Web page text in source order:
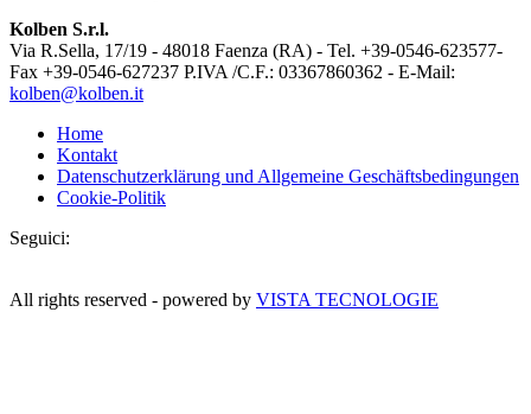
Kolben S.r.l.
Via R.Sella, 17/19 - 48018 Faenza (RA) - Tel. +39-0546-623577-
Fax +39-0546-627237 P.IVA /C.F.: 03367860362 - E-Mail:
kolben@kolben.it
Home
Kontakt
Datenschutzerklärung und Allgemeine Geschäftsbedingungen
Cookie-Politik
Seguici:
All rights reserved - powered by VISTA TECNOLOGIE